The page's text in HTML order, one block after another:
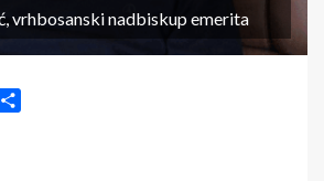
vrhbosanski nadbiskup emerita